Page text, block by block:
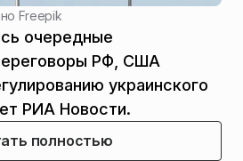
Freepik
очередные
РФ, США
украинского
РИА Новости.
полностью